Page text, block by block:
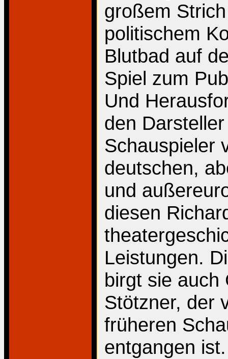
großem
politischem
Blutbad auf
Spiel zum
Und
den
Schauspieler
deutschen,
und
diesen
Leistungen.
birgt sie auch
Stötzner, der
früheren
entgangen ist.